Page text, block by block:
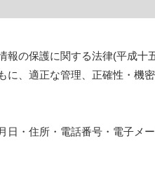
の保護に関する法律(平成十
、適正な管理、正確性・機密
・住所・電話番号・電子メ